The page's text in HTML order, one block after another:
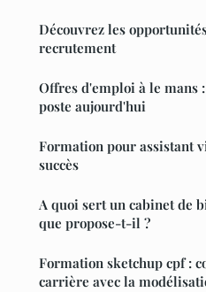
Découvrez les
recrutement
Offres d'emploi à le mans
poste aujourd'hui
Formation pour assistant
succès
A quoi sert un cabinet de
que propose-t-il ?
Formation sketchup cpf :
carrière avec la